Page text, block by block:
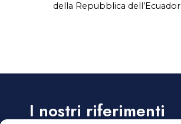
della Repubblica dell’Ecuador
I nostri riferimenti